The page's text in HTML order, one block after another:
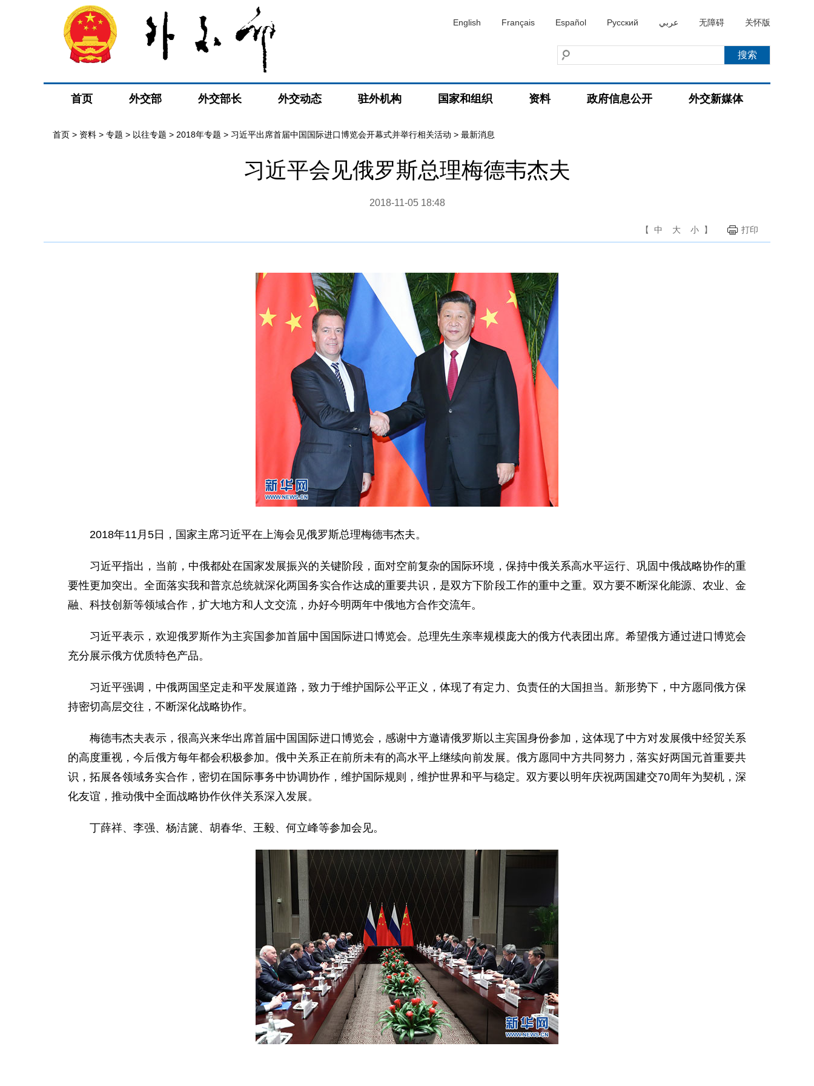
English Français Español Русский عربي 无障碍 关怀版
首页 外交部 外交部长 外交动态 驻外机构 国家和组织 资料 政府信息公开 外交新媒体
首页 > 资料 > 专题 > 以往专题 > 2018年专题 > 习近平出席首届中国国际进口博览会开幕式并举行相关活动 > 最新消息
习近平会见俄罗斯总理梅德韦杰夫
2018-11-05 18:48
【 中 大 小 】 打印
2018年11月5日，国家主席习近平在上海会见俄罗斯总理梅德韦杰夫。
习近平指出，当前，中俄都处在国家发展振兴的关键阶段，面对空前复杂的国际环境，保持中俄关系高水平运行、巩固中俄战略协作的重
要性更加突出。全面落实我和普京总统就深化两国务实合作达成的重要共识，是双方下阶段工作的重中之重。双方要不断深化能源、农业、金
融、科技创新等领域合作，扩大地方和人文交流，办好今明两年中俄地方合作交流年。
习近平表示，欢迎俄罗斯作为主宾国参加首届中国国际进口博览会。总理先生亲率规模庞大的俄方代表团出席。希望俄方通过进口博览会
充分展示俄方优质特色产品。
习近平强调，中俄两国坚定走和平发展道路，致力于维护国际公平正义，体现了有定力、负责任的大国担当。新形势下，中方愿同俄方保
持密切高层交往，不断深化战略协作。
梅德韦杰夫表示，很高兴来华出席首届中国国际进口博览会，感谢中方邀请俄罗斯以主宾国身份参加，这体现了中方对发展俄中经贸关系
的高度重视，今后俄方每年都会积极参加。俄中关系正在前所未有的高水平上继续向前发展。俄方愿同中方共同努力，落实好两国元首重要共
识，拓展各领域务实合作，密切在国际事务中协调协作，维护国际规则，维护世界和平与稳定。双方要以明年庆祝两国建交70周年为契机，深
化友谊，推动俄中全面战略协作伙伴关系深入发展。
丁薛祥、李强、杨洁篪、胡春华、王毅、何立峰等参加会见。